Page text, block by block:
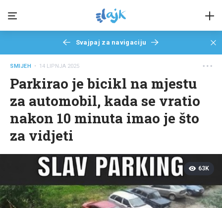
Svajpaj za navigaciju
SMIJEH • 14 LIPNJA 2025
Parkirao je bicikl na mjestu
za automobil, kada se vratio
nakon 10 minuta imao je što
za vidjeti
63K